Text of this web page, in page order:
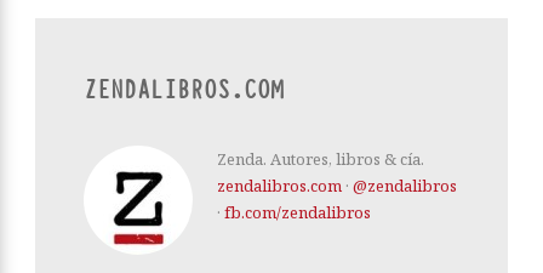
ZENDALIBROS.COM
Zenda. Autores, libros & cía.
zendalibros.com · @zendalibros
· fb.com/zendalibros